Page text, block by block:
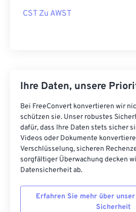
CST Zu AWST
Ihre Daten, unsere
Bei FreeConvert konvertieren wir
schützen sie. Unser robustes
dafür, dass Ihre Daten stets sicher
Videos oder Dokumente
Verschlüsselung, sicheren
sorgfältiger Überwachung decken
Datensicherheit ab.
Erfahren Sie mehr über
Sicherheit